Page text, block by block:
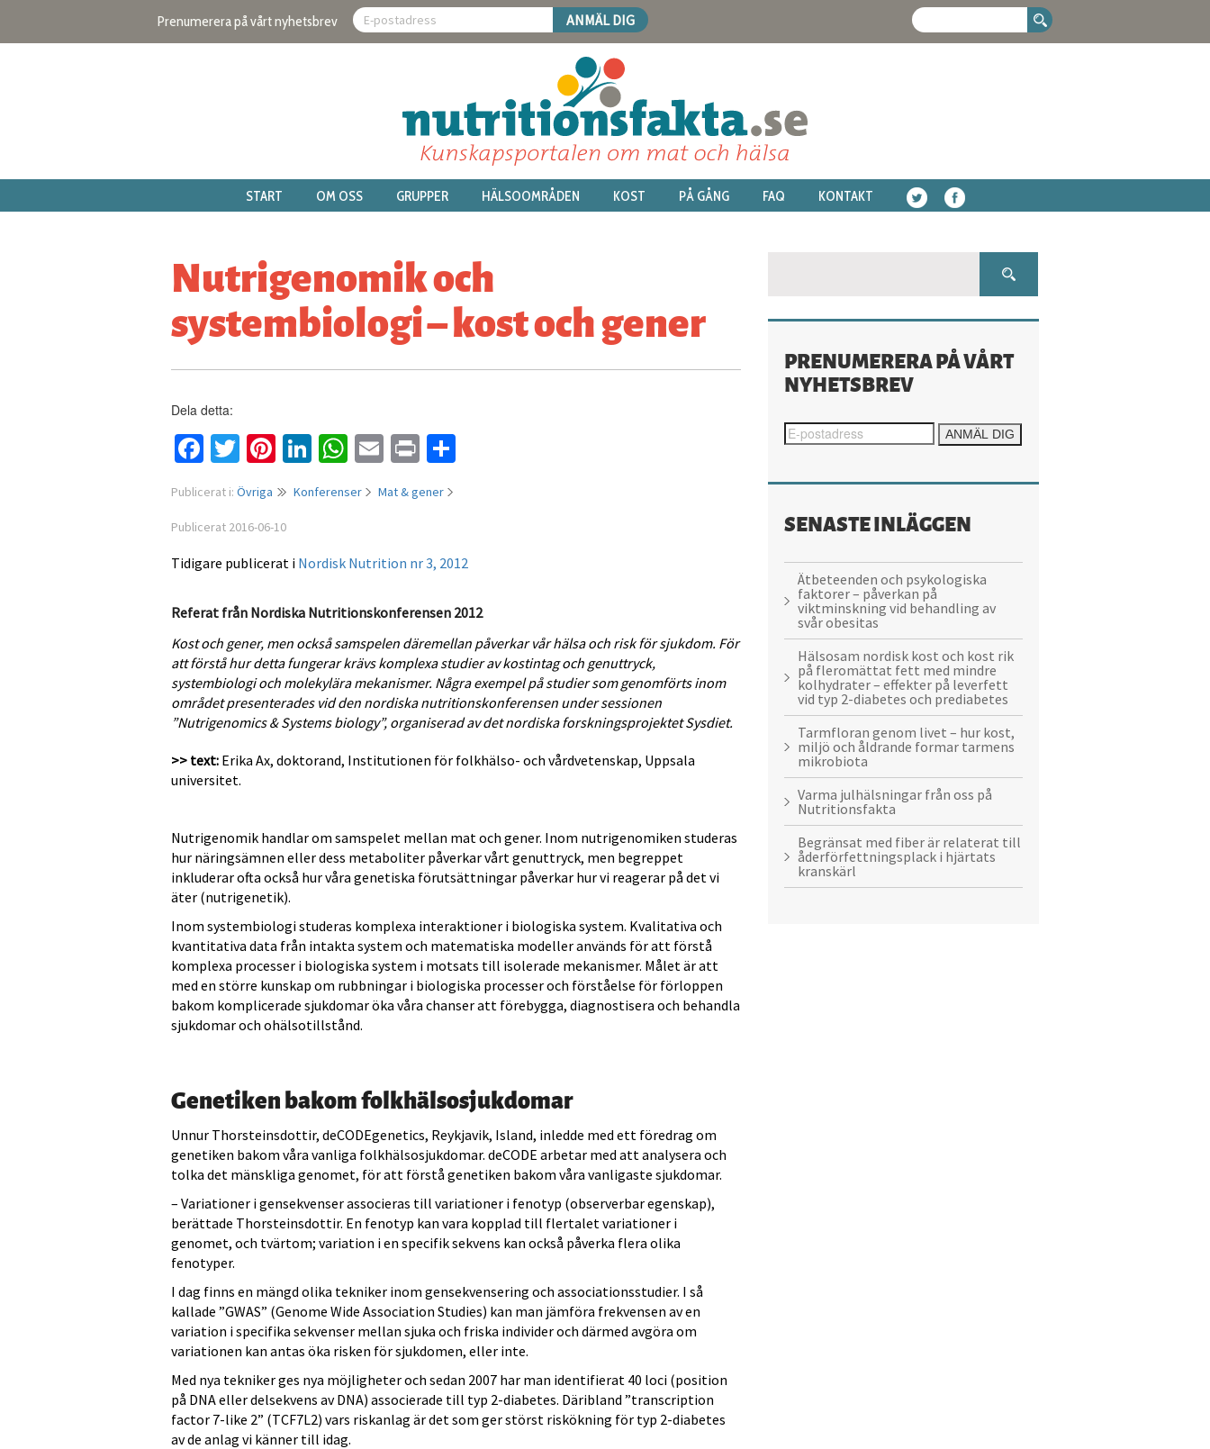
Prenumerera på vårt nyhetsbrev
START OM OSS GRUPPER HÄLSOOMRÅDEN KOST PÅ GÅNG FAQ KONTAKT
Nutrigenomik och
systembiologi – kost och gener
Dela detta:
Facebook
Twitter
Pinterest
LinkedIn
WhatsApp
Email
Print
Publicerat i: Övriga Konferenser Mat & gener
Publicerat 2016-06-10
Tidigare publicerat i Nordisk Nutrition nr 3, 2012
Referat från Nordiska Nutritionskonferensen 2012
Kost och gener, men också samspelen däremellan påverkar vår hälsa och risk för sjukdom. För
att förstå hur detta fungerar krävs komplexa studier av kostintag och genuttryck,
systembiologi och molekylära mekanismer. Några exempel på studier som genomförts inom
området presenterades vid den nordiska nutritionskonferensen under sessionen
”Nutrigenomics & Systems biology”, organiserad av det nordiska forskningsprojektet Sysdiet.
>> text: Erika Ax, doktorand, Institutionen för folkhälso- och vårdvetenskap, Uppsala
universitet.
Nutrigenomik handlar om samspelet mellan mat och gener. Inom nutrigenomiken studeras
hur näringsämnen eller dess metaboliter påverkar vårt genuttryck, men begreppet
inkluderar ofta också hur våra genetiska förutsättningar påverkar hur vi reagerar på det vi
äter (nutrigenetik).
Inom systembiologi studeras komplexa interaktioner i biologiska system. Kvalitativa och
kvantitativa data från intakta system och matematiska modeller används för att förstå
komplexa processer i biologiska system i motsats till isolerade mekanismer. Målet är att
med en större kunskap om rubbningar i biologiska processer och förståelse för förloppen
bakom komplicerade sjukdomar öka våra chanser att förebygga, diagnostisera och behandla
sjukdomar och ohälsotillstånd.
Genetiken bakom folkhälsosjukdomar
Unnur Thorsteinsdottir, deCODEgenetics, Reykjavik, Island, inledde med ett föredrag om
genetiken bakom våra vanliga folkhälsosjukdomar. deCODE arbetar med att analysera och
tolka det mänskliga genomet, för att förstå genetiken bakom våra vanligaste sjukdomar.
– Variationer i gensekvenser associeras till variationer i fenotyp (observerbar egenskap),
berättade Thorsteinsdottir. En fenotyp kan vara kopplad till flertalet variationer i
genomet, och tvärtom; variation i en specifik sekvens kan också påverka flera olika
fenotyper.
I dag finns en mängd olika tekniker inom gensekvensering och associationsstudier. I så
kallade ”GWAS” (Genome Wide Association Studies) kan man jämföra frekvensen av en
variation i specifika sekvenser mellan sjuka och friska individer och därmed avgöra om
variationen kan antas öka risken för sjukdomen, eller inte.
Med nya tekniker ges nya möjligheter och sedan 2007 har man identifierat 40 loci (position
på DNA eller delsekvens av DNA) associerade till typ 2-diabetes. Däribland ”transcription
factor 7-like 2” (TCF7L2) vars riskanlag är det som ger störst riskökning för typ 2-diabetes
av de anlag vi känner till idag.
PRENUMERERA PÅ VÅRT
NYHETSBREV
SENASTE INLÄGGEN
Ätbeteenden och psykologiska
faktorer – påverkan på
viktminskning vid behandling av
svår obesitas
Hälsosam nordisk kost och kost rik
på fleromättat fett med mindre
kolhydrater – effekter på leverfett
vid typ 2-diabetes och prediabetes
Tarmfloran genom livet – hur kost,
miljö och åldrande formar tarmens
mikrobiota
Varma julhälsningar från oss på
Nutritionsfakta
Begränsat med fiber är relaterat till
åderförfettningsplack i hjärtats
kranskärl